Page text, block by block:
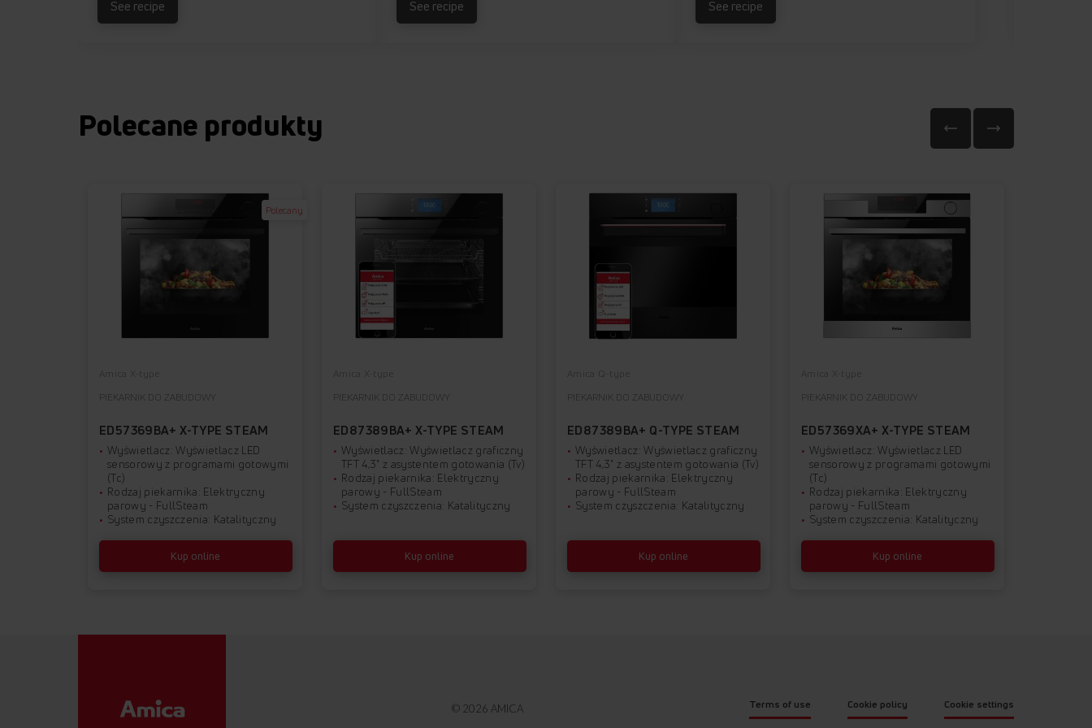
See recipe See recipe See recipe
Polecane produkty
Polecany
Amica X-type
PIEKARNIK DO ZABUDOWY
ED57369BA+ X-TYPE STEAM
Wyświetlacz: Wyświetlacz LED
sensorowy z programami gotowymi
(Tc)
Rodzaj piekarnika: Elektryczny
parowy - FullSteam
System czyszczenia: Katalityczny
Kup online
Amica X-type
PIEKARNIK DO ZABUDOWY
ED87389BA+ X-TYPE STEAM
Wyświetlacz: Wyświetlacz graficzny
TFT 4,3" z asystentem gotowania (Tv)
Rodzaj piekarnika: Elektryczny
parowy - FullSteam
System czyszczenia: Katalityczny
Kup online
Amica Q-type
PIEKARNIK DO ZABUDOWY
ED87389BA+ Q-TYPE STEAM
Wyświetlacz: Wyświetlacz graficzny
TFT 4,3" z asystentem gotowania (Tv)
Rodzaj piekarnika: Elektryczny
parowy - FullSteam
System czyszczenia: Katalityczny
Kup online
Amica X-type
PIEKARNIK DO ZABUDOWY
ED57369XA+ X-TYPE STEAM
Wyświetlacz: Wyświetlacz LED
sensorowy z programami gotowymi
(Tc)
Rodzaj piekarnika: Elektryczny
parowy - FullSteam
System czyszczenia: Katalityczny
Kup online
© 2026 AMICA Terms of use Cookie policy Cookie settings